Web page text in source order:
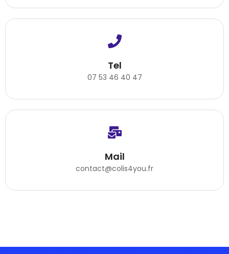
Tel
07 53 46 40 47
Mail
contact@colis4you.fr